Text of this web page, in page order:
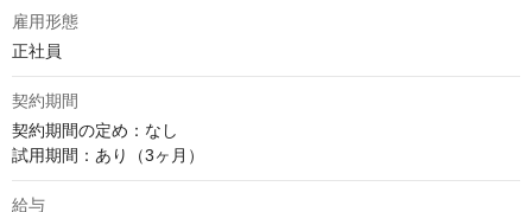
雇用形態
正社員
契約期間
契約期間の定め：なし
試用期間：あり（3ヶ月）
給与